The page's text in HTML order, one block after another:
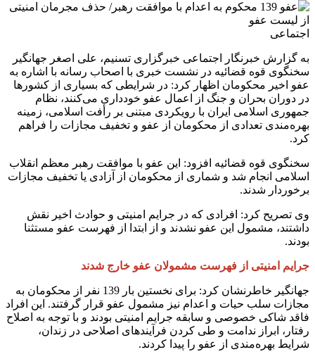
اجتماعی
به گزارش خبرنگار اجتماعی خبرگزاری تسنیم، علی اصغر جهانگیر
سخنگوی قوه قضائیه در نشست خبری با اصحاب رسانه با اشاره به
عفو اخیر محکومان اظهار کرد: در شرایطی که بسیاری از کشورها
در دوران بحران و جنگ از اعمال عفو خودداری می‌کنند، نظام
جمهوری اسلامی ایران با رویکردی مبتنی بر رأفت اسلامی، زمینه
بهره‌مندی تعدادی از محکومان از عفو و تخفیف مجازات را فراهم
کرد.
سخنگوی قوه قضائیه افزود: این عفو با موافقت رهبر معظم انقلاب
اسلامی انجام شد و شماری از محکومان از آزادی یا تخفیف مجازات
برخوردار شدند.
وی تصریح کرد: افرادی که در جرایم امنیتی و حوادث اخیر نقش
داشتند، مشمول این عفو نشدند و از ابتدا از فهرست عفو مستثنا
بودند.
جرایم امنیتی از فهرست مشمولان عفو خارج شدند
جهانگیر خاطرنشان کرد: برای نخستین بار 139 نفر از محکومان به
مجازات سلب حیات و اعدام نیز مشمول عفو قرار گرفتند. این افراد
فاقد شاکی خصوصی و سابقه جرایم امنیتی بودند و با توجه به اصلاح
رفتار، ابراز ندامت و طی کردن فرآیندهای اصلاحی در زندان،
شرایط بهره‌مندی از عفو را پیدا کردند.